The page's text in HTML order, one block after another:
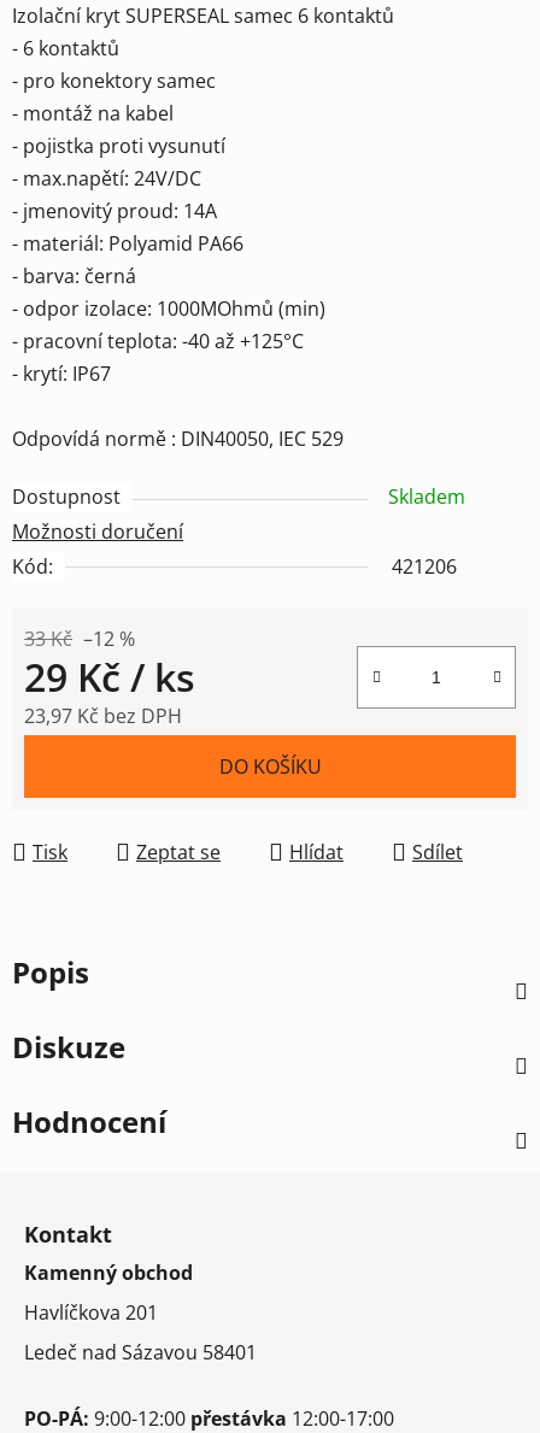
Izolační kryt SUPERSEAL samec 6 kontaktů
- 6 kontaktů
- pro konektory samec
- montáž na kabel
- pojistka proti vysunutí
- max.napětí: 24V/DC
- jmenovitý proud: 14A
- materiál: Polyamid PA66
- barva: černá
- odpor izolace: 1000MOhmů (min)
- pracovní teplota: -40 až +125°C
- krytí: IP67
Odpovídá normě : DIN40050, IEC 529
Dostupnost
Skladem
Možnosti doručení
Kód:
421206
33 Kč –12 %
29 Kč / ks
23,97 Kč bez DPH
DO KOŠÍKU
Tisk Zeptat se Hlídat Sdílet
Popis
Diskuze
Hodnocení
Kontakt
Kamenný obchod
Havlíčkova 201
Ledeč nad Sázavou 58401
PO-PÁ: 9:00-12:00 přestávka 12:00-17:00